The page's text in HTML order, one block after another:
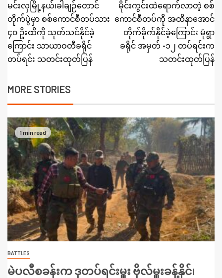
မင်းလှမြို့နယ်၊ခါချဉ်တောင်
တိုက်ပွဲမှာ စစ်ကောင်စီတပ်သား
၄၀ ဦးထိကို သုတ်သင်နိုင်ခဲ့
ကြောင်း သာယာဝတီခရိုင်
တပ်ရင်း သတင်းထုတ်ပြန်
မိုင်းကွင်းထဲရောက်လာတဲ့ စစ်
ကောင်စီတပ်ကို အထိနာအောင်
တိုက်ခိုက်နိုင်ခဲ့ကြောင်း မုံရွာ
ခရိုင် အမှတ် -၁၂ တပ်ရင်းက
သတင်းထုတ်ပြန်
MORE STORIES
1 min read
BATTLES
မဲပလီစခန်းက ဒုတပ်ရင်းမှူး ဗိုလ်မှူးခန့်နိုင်၊